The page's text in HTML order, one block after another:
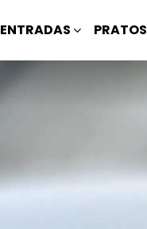
ENTRADAS PRATOS